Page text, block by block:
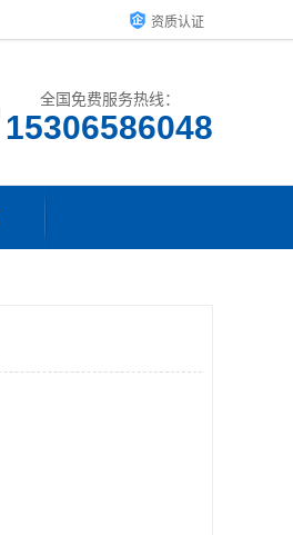
资质认证
全国免费服务热线：
15306586048